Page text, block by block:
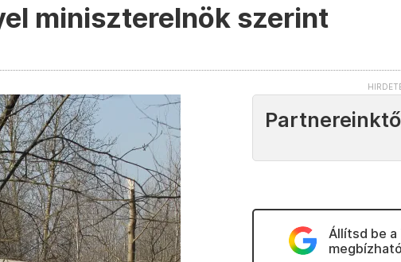
miniszterelnök szerint
Állítsd be a